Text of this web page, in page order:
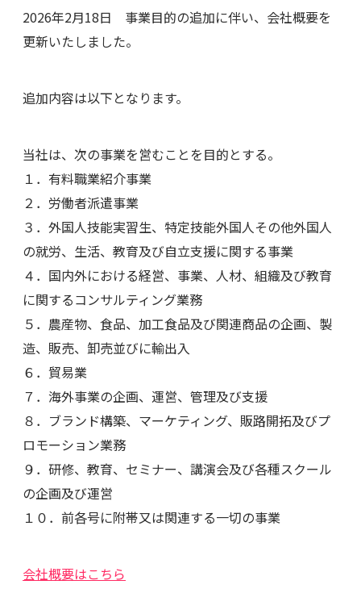
2026年2月18日 事業目的の追加に伴い、会社概要を
更新いたしました。
追加内容は以下となります。
当社は、次の事業を営むことを目的とする。
１．有料職業紹介事業
２．労働者派遣事業
３．外国人技能実習生、特定技能外国人その他外国人
の就労、生活、教育及び自立支援に関する事業
４．国内外における経営、事業、人材、組織及び教育
に関するコンサルティング業務
５．農産物、食品、加工食品及び関連商品の企画、製
造、販売、卸売並びに輸出入
６．貿易業
７．海外事業の企画、運営、管理及び支援
８．ブランド構築、マーケティング、販路開拓及びプ
ロモーション業務
９．研修、教育、セミナー、講演会及び各種スクール
の企画及び運営
１０．前各号に附帯又は関連する一切の事業
会社概要はこちら